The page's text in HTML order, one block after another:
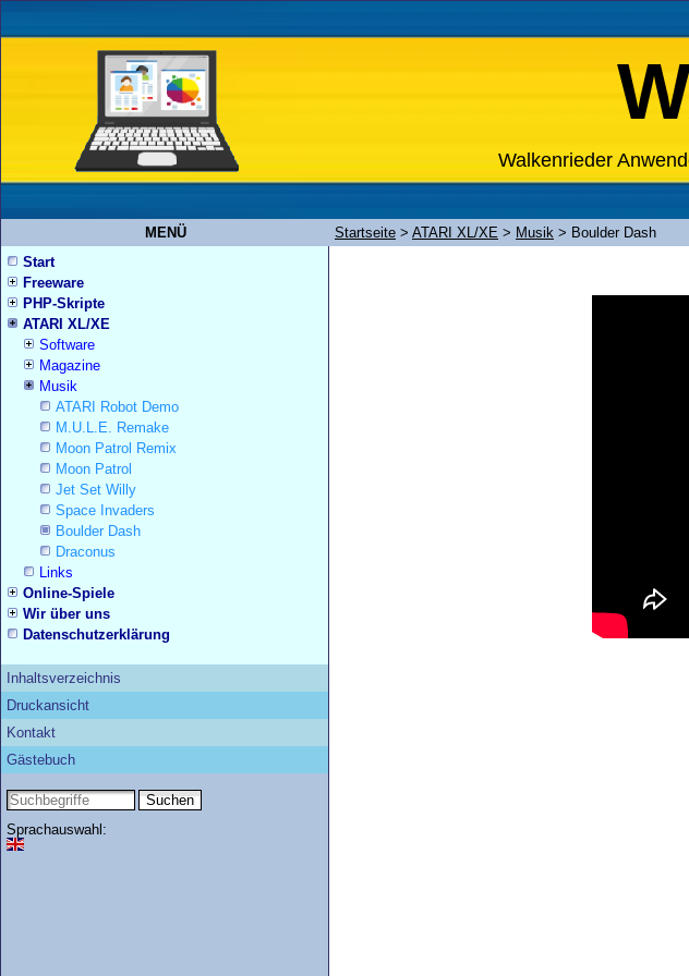
Walkenrieder
MENÜ Startseite > ATARI XL/XE > Musik > Boulder Dash
Start
Freeware
PHP-Skripte
ATARI XL/XE
Software
Magazine
Musik
ATARI Robot Demo
M.U.L.E. Remake
Moon Patrol Remix
Moon Patrol
Jet Set Willy
Space Invaders
Boulder Dash
Draconus
Links
Online-Spiele
Wir über uns
Datenschutzerklärung
Inhaltsverzeichnis
Druckansicht
Kontakt
Gästebuch
Sprachauswahl: